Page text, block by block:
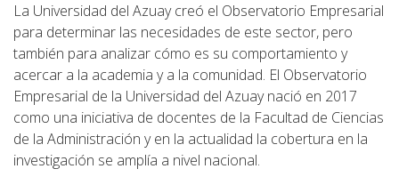
La Universidad del Azuay creó el Observatorio Empresarial
para determinar las necesidades de este sector, pero
también para analizar cómo es su comportamiento y
acercar a la academia y a la comunidad. El Observatorio
Empresarial de la Universidad del Azuay nació en 2017
como una iniciativa de docentes de la Facultad de Ciencias
de la Administración y en la actualidad la cobertura en la
investigación se amplía a nivel nacional.